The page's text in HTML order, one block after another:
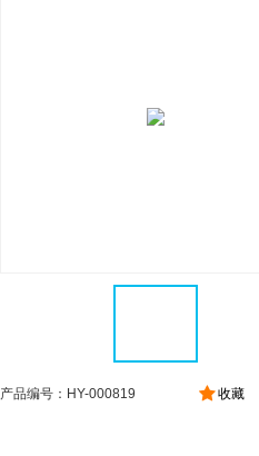
收藏
产品编号：HY-000819